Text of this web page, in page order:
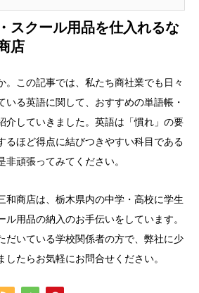
スクール用品を仕入れるな
店
。この記事では、私たち商社業でも日々
いる英語に関して、おすすめの単語帳・
介していきました。英語は「慣れ」の要
るほど得点に結びつきやすい科目である
頑張ってみてください。
和商店は、栃木県内の中学・高校に学生
用品の納入のお手伝いをしています。
だいている学校関係者の方で、弊社に少
したらお気軽にお問合せください。